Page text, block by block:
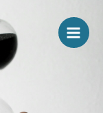
主
菜